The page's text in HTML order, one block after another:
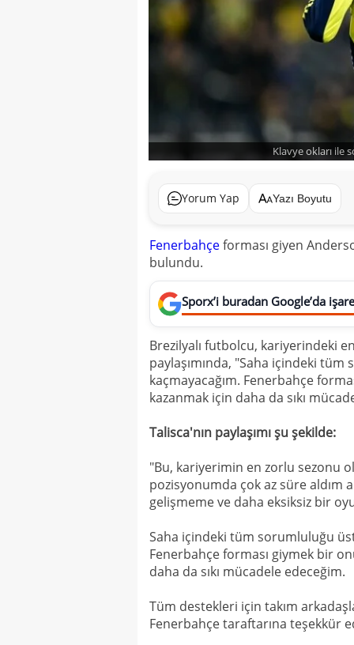
Klavye okları ile
Yorum Yap Yazı Boyutu
Fenerbahçeforması giyen
bulundu.
Sporx’i buradan Google’da
Brezilyalı futbolcu, kariyerindeki
paylaşımında, "Saha içindeki
kaçmayacağım. Fenerbahçe
kazanmak için daha da sıkı
Talisca'nın paylaşımı şu şekilde:
"Bu, kariyerimin en zorlu sezonu
pozisyonumda çok az süre
gelişmeme ve daha eksiksiz bir
Saha içindeki tüm sorumluluğu
Fenerbahçe forması giymek bir
daha da sıkı mücadele edeceğim.
Tüm destekleri için takım
Fenerbahçe taraftarına teşekkür